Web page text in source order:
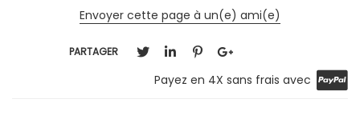
Envoyer cette page à un(e) ami(e)
PARTAGER
Payez en 4X sans frais avec